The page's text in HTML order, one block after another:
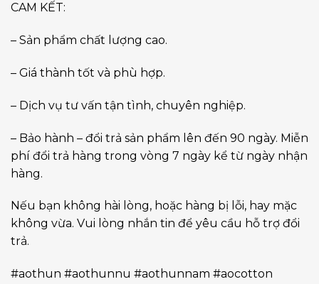
CAM KẾT:
– Sản phẩm chất lượng cao.
– Giá thành tốt và phù hợp.
– Dịch vụ tư vấn tận tình, chuyên nghiệp.
– Bảo hành – đổi trả sản phẩm lên đến 90 ngày. Miễn
phí đổi trả hàng trong vòng 7 ngày kể từ ngày nhận
hàng.
Nếu bạn không hài lòng, hoặc hàng bị lỗi, hay mặc
không vừa. Vui lòng nhắn tin để yêu cầu hỗ trợ đổi
trả.
#aothun #aothunnu #aothunnam #aocotton